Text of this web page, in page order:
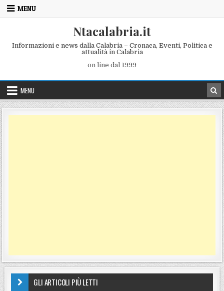
Skip to content
MENU
Ntacalabria.it
Informazioni e news dalla Calabria – Cronaca, Eventi, Politica e
attualità in Calabria
on line dal 1999
MENU
GLI ARTICOLI PIÙ LETTI